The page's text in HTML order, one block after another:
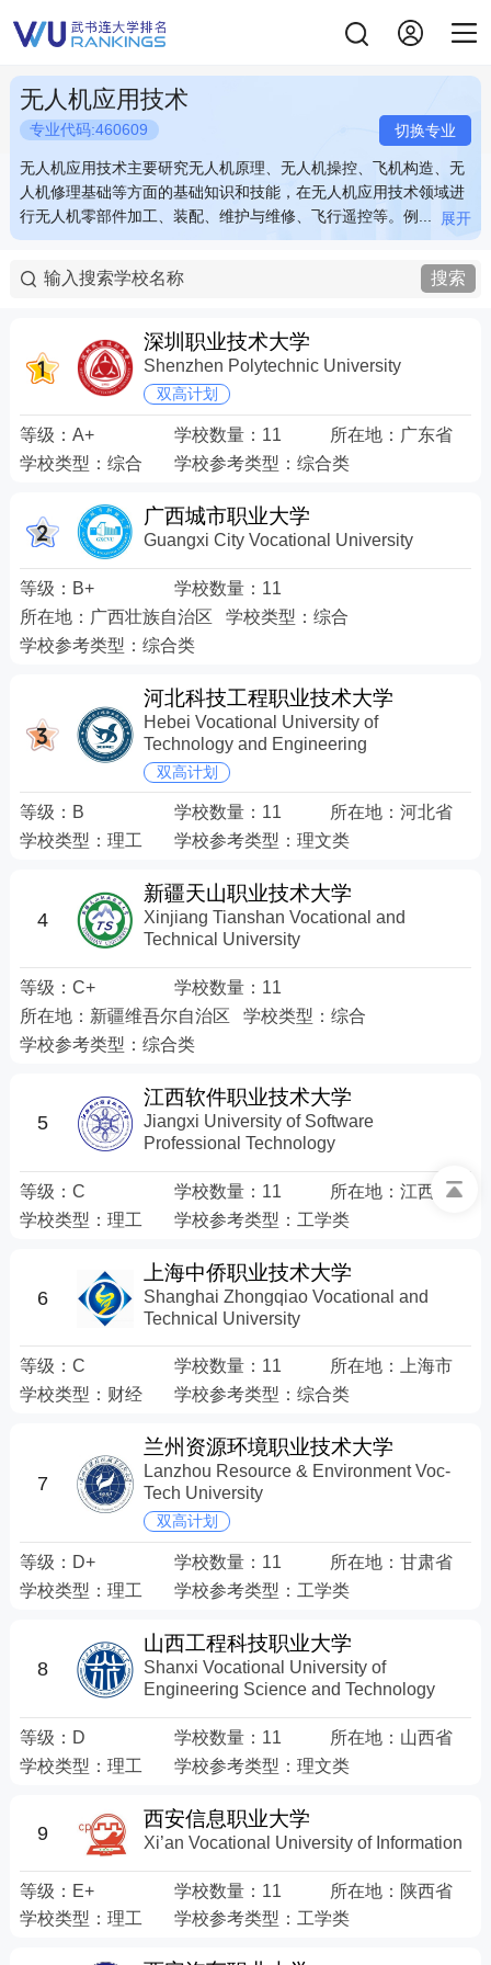
无人机应用技术
专业代码:460609 切换专业
无人机应用技术主要研究无人机原理、无人机操控、飞机构造、无
人机修理基础等方面的基础知识和技能，在无人机应用技术领域进
行无人机零部件加工、装配、维护与维修、飞行遥控等。例...
无人机应用技术主要研究无人机原理、无人机操控、飞机构造、无
人机修理基础等方面的基础知识和技能，在无人机应用技术领域进
行无人机零部件加工、装配、维护与维修、飞行遥控等。例如：无
人机 操控 装备 维护
展开
无人机应用技术主要研究无人机原理、无人机操控、飞机构造、无
人机修理基础等方面的基础知识和技能，在无人机应用技术领域进
行无人机零部件加工、装配、维护与维修、飞行遥控等。例...
无人机应用技术主要研究无人机原理、无人机操控、飞机构造、无
人机修理基础等方面的基础知识和技能，在无人机应用技术领域进
行无人机零部件加工、装配、维护与维修、飞行遥控等。例如：无
人机 操控 装备 维护
展开
搜索
深圳职业技术大学
Shenzhen Polytechnic University
双高计划
等级： A+ 学校数量： 11 所在地： 广东省
学校类型： 综合 学校参考类型：综合类
广西城市职业大学
Guangxi City Vocational University
等级： B+ 学校数量： 11
所在地： 广西壮族自治区 学校类型： 综合
学校参考类型： 综合类
河北科技工程职业技术大学
Hebei Vocational University of
Technology and Engineering
双高计划
等级： B 学校数量： 11 所在地： 河北省
学校类型： 理工 学校参考类型：理文类
4
新疆天山职业技术大学
Xinjiang Tianshan Vocational and
Technical University
等级： C+ 学校数量： 11
所在地： 新疆维吾尔自治区 学校类型： 综合
学校参考类型： 综合类
5
江西软件职业技术大学
Jiangxi University of Software
Professional Technology
等级： C 学校数量： 11 所在地： 江西省
学校类型： 理工 学校参考类型： 工学类
6
上海中侨职业技术大学
Shanghai Zhongqiao Vocational and
Technical University
等级： C 学校数量： 11 所在地： 上海市
学校类型： 财经 学校参考类型：综合类
7
兰州资源环境职业技术大学
Lanzhou Resource & Environment Voc-
Tech University
双高计划
等级： D+ 学校数量： 11 所在地： 甘肃省
学校类型： 理工 学校参考类型： 工学类
8
山西工程科技职业大学
Shanxi Vocational University of
Engineering Science and Technology
等级： D 学校数量： 11 所在地： 山西省
学校类型： 理工 学校参考类型：理文类
9
西安信息职业大学
Xi’an Vocational University of Information
等级： E+ 学校数量： 11 所在地： 陕西省
学校类型： 理工 学校参考类型：工学类